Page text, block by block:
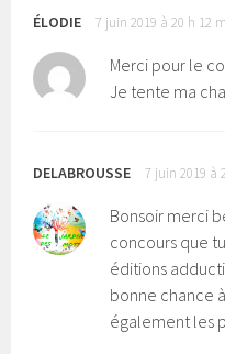
ÉLODIE 7 juin 2019 à 20 h 12
Merci pour le
Je tente ma
DELABROUSSE 7 juin 2019 à
Bonsoir merci
concours que
éditions
bonne chance
également les